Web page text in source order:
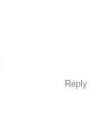
Reply